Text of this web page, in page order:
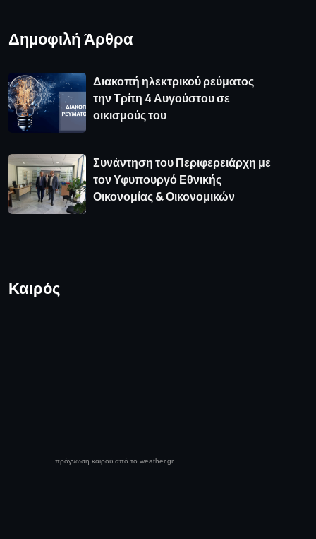
Δημοφιλή Άρθρα
Διακοπή ηλεκτρικού ρεύματος
την Τρίτη 4 Αυγούστου σε
οικισμούς του
Συνάντηση του Περιφερειάρχη με
τον Υφυπουργό Εθνικής
Οικονομίας & Οικονομικών
Καιρός
πρόγνωση καιρού από το weather.gr